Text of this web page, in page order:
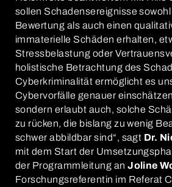
sollen Schadensereignisse
Bewertung als auch einen
immaterielle Schäden erhalten,
Stressbelastung oder
holistische Betrachtung des
Cyberkriminalität ermöglicht es
Cybervorfälle genauer
sondern erlaubt auch, solche
zu rücken, die bislang zu wenig
schwer abbildbar sind“, sagt Dr.
mit dem Start der
der Programmleitung anJoline
Forschungsreferentin im Referat